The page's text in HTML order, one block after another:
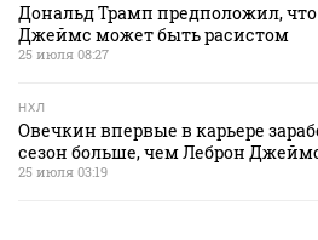
Дональд Трамп предположил,
Джеймс может быть расистом
25 июля 08:27
НХЛ
Овечкин впервые в карьере
сезон больше, чем Леброн
25 июля 03:19